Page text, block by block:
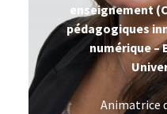
enseignement
pédagogiques
numérique –
Animatrice